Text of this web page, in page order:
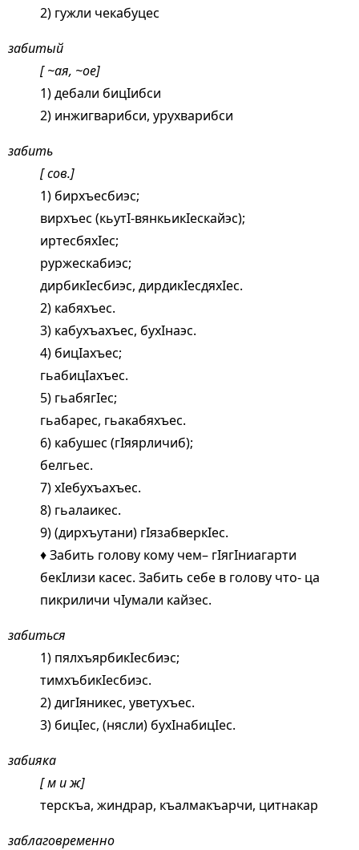
2) гужли чекабуцес
забитый
[ ~ая, ~ое]
1) дебали бицIибси
2) инжигварибси, урухварибси
забить
[ сов.]
1) бирхъесбиэс;
вирхъес (кьутI-вянкьикIескайэс);
иртесбяхIес;
руржескабиэс;
дирбикIесбиэс, дирдикIесдяхIес.
2) кабяхъес.
3) кабухъахъес, бухIнаэс.
4) бицIахъес;
гьабицIахъес.
5) гьабягIес;
гьабарес, гьакабяхъес.
6) кабушес (гIяярличиб);
белгьес.
7) хIебухъахъес.
8) гьалаикес.
9) (дирхъутани) гIязабверкIес.
♦ Забить голову кому чем– гIягIниагарти
бекIлизи касес. Забить себе в голову что- ца
пикриличи чIумали кайзес.
забиться
1) пялхъярбикIесбиэс;
тимхъбикIесбиэс.
2) дигIяникес, уветухъес.
3) бицIес, (нясли) бухIнабицIес.
забияка
[ м и ж]
терскъа, жиндрар, къалмакъарчи, цитнакар
заблаговременно